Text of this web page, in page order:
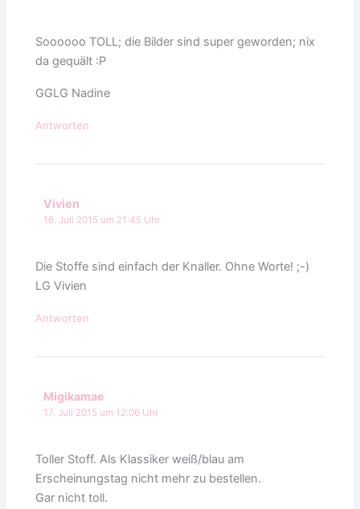
Soooooo TOLL; die Bilder sind super geworden; nix
da gequält :P
GGLG Nadine
Antworten
Vivien
16. Juli 2015 um 21:45 Uhr
Die Stoffe sind einfach der Knaller. Ohne Worte! ;-)
LG Vivien
Antworten
Migikamae
17. Juli 2015 um 12:06 Uhr
Toller Stoff. Als Klassiker weiß/blau am
Erscheinungstag nicht mehr zu bestellen.
Gar nicht toll.